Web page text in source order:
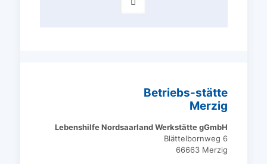
Betriebs-stätte
Merzig
Lebenshilfe Nordsaarland Werkstätte gGmbH
Blättelbornweg 6
66663 Merzig